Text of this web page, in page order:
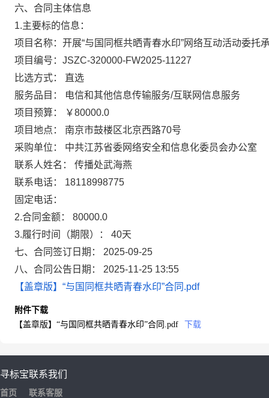
六、合同主体信息
1.主要标的信息：
项目名称：开展“与国同框共晒青春水印”网络互动活动委托
项目编号：JSZC-320000-FW2025-11227
比选方式： 直选
服务品目： 电信和其他信息传输服务/互联网信息服务
项目预算： ￥80000.0
项目地点： 南京市鼓楼区北京西路70号
采购单位： 中共江苏省委网络安全和信息化委员会办公室
联系人姓名： 传播处武海燕
联系电话： 18118998775
固定电话：
2.合同金额： 80000.0
3.履行时间（期限）： 40天
七、合同签订日期： 2025-09-25
八、合同公告日期： 2025-11-25 13:55
【盖章版】“与国同框共晒青春水印”合同.pdf
附件下载
【盖章版】“与国同框共晒青春水印”合同.pdf
下载
寻标宝
首页
联系我们
联系客服